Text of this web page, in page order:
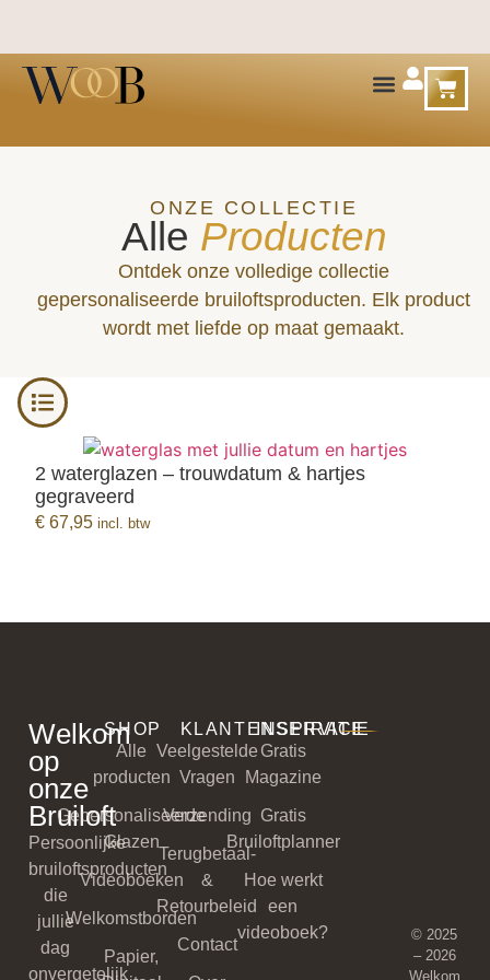
ONZE COLLECTIE
Alle Producten
Ontdek onze volledige collectie
gepersonaliseerde bruiloftsproducten. Elk product
wordt met liefde op maat gemaakt.
2 waterglazen – trouwdatum & hartjes
gegraveerd
€ 67,95 incl. btw
Welkom
op
onze
Bruiloft
Persoonlijke
bruiloftsproducten
die
jullie
dag
onvergetelijk
SHOP
Alle
producten
Gepersonaliseerde
Glazen
Videoboeken
Welkomstborden
Papier,
KLANTENSERVICE
Veelgestelde
Vragen
Verzending
Terugbetaal-
&
Retourbeleid
Contact
INSPIRATIE
Gratis
Magazine
Gratis
Bruiloftplanner
Hoe werkt
een
videoboek?
© 2025
– 2026
Welkom